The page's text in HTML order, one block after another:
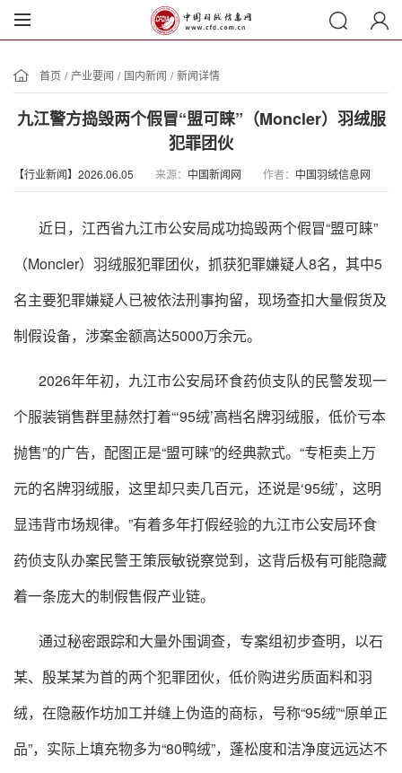
首页 / 产业要闻 / 国内新闻 / 新闻详情
九江警方捣毁两个假冒“盟可睐”（Moncler）羽绒服
犯罪团伙
【行业新闻】2026.06.05 来源： 中国新闻网 作者： 中国羽绒信息网
近日，江西省九江市公安局成功捣毁两个假冒“盟可睐”
（Moncler）羽绒服犯罪团伙，抓获犯罪嫌疑人8名，其中5
名主要犯罪嫌疑人已被依法刑事拘留，现场查扣大量假货及
制假设备，涉案金额高达5000万余元。
2026年年初，九江市公安局环食药侦支队的民警发现一
个服装销售群里赫然打着“‘95绒’高档名牌羽绒服，低价亏本
抛售”的广告，配图正是“盟可睐”的经典款式。“专柜卖上万
元的名牌羽绒服，这里却只卖几百元，还说是‘95绒’，这明
显违背市场规律。”有着多年打假经验的九江市公安局环食
药侦支队办案民警王策辰敏锐察觉到，这背后极有可能隐藏
着一条庞大的制假售假产业链。
通过秘密跟踪和大量外围调查，专案组初步查明，以石
某、殷某某为首的两个犯罪团伙，低价购进劣质面料和羽
绒，在隐蔽作坊加工并缝上伪造的商标，号称“95绒”“原单正
品”，实际上填充物多为“80鸭绒”，蓬松度和洁净度远远达不